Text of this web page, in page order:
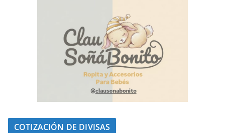
COTIZACIÓN DE DIVISAS